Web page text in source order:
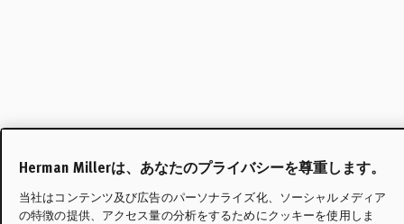
Herman Millerは、あなたのプライバシーを尊重します。
当社はコンテンツ及び広告のパーソナライズ化、ソーシャルメディア
の特徴の提供、アクセス量の分析をするためにクッキーを使用しま